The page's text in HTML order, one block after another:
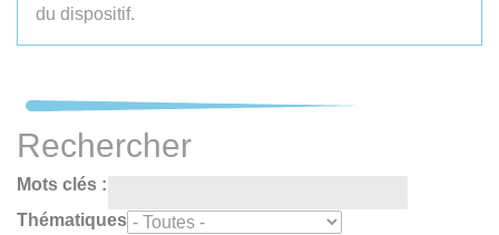
du dispositif.
Rechercher
Mots clés :
Thématiques